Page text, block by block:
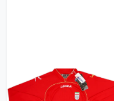
2010-12 Iran Away L/S
Shirt (L)